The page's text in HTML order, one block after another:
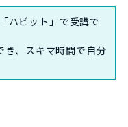
ハビット」で受講で
き、スキマ時間で自分